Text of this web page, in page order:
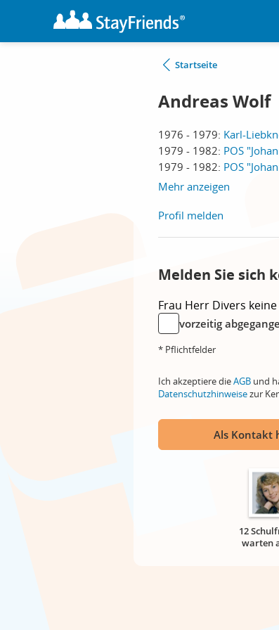
Startseite
Andreas Wolf
1976 - 1979: Karl-
1979 - 1982: POS
1979 - 1982: POS
Mehr anzeigen
Profil melden
Melden Sie sich
Frau Herr Divers
vorzeitig
* Pflichtfelder
Ich akzeptiere dieAGB und
Datenschutzhinweisezur
Als Kontakt
12
warten